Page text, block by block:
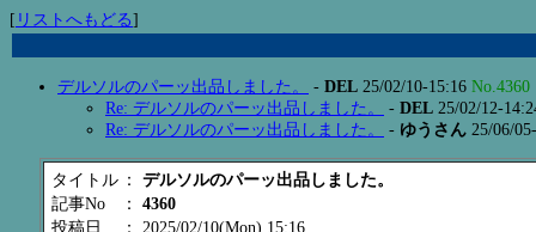
[ リストへもどる]
デルソルのパーッ出品しました。 - DEL 25/02/10-15:16 No.4360
Re: デルソルのパーッ出品しました。
- DEL 25/02/12-
Re: デルソルのパーッ出品しました。
- ゆうさん 25/06/
タイトル ： デルソルのパーッ出品しました。
記事No
： 4360
投稿日
： 2025/02/10(Mon) 15:16